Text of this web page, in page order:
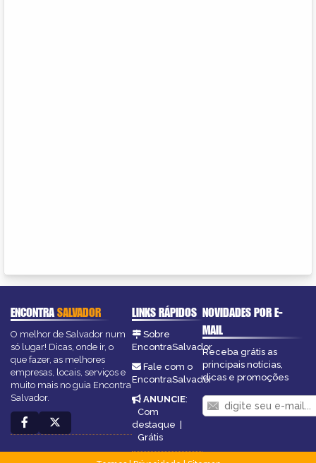
ENCONTRASALVADOR
O melhor de Salvador num
só lugar! Dicas, onde ir, o
que fazer, as melhores
empresas, locais, serviços e
muito mais no guia Encontra
Salvador.
LINKS RÁPIDOS
Sobre
EncontraSalvador
Fale com o
EncontraSalvador
ANUNCIE:
Com
destaque |
Grátis
NOVIDADES POR E-
MAIL
Receba grátis as
principais notícias,
dicas e promoções